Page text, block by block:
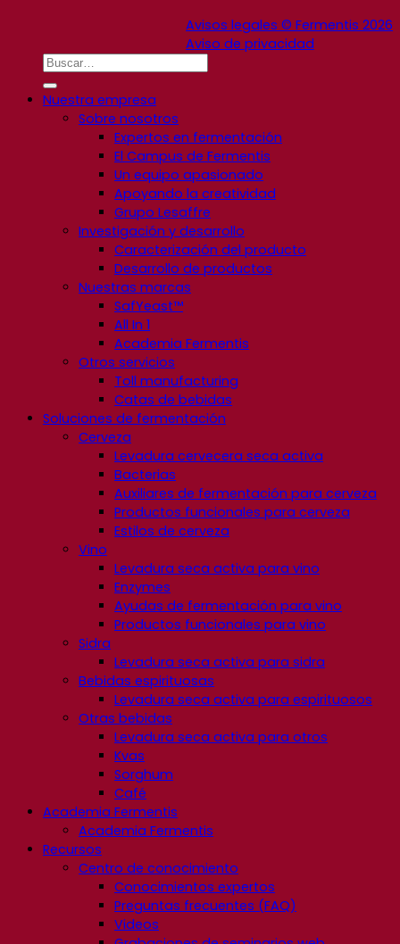
Avisos legales © Fermentis 2026
Aviso de privacidad
Nuestra empresa
Sobre nosotros
Expertos en fermentación
El Campus de Fermentis
Un equipo apasionado
Apoyando la creatividad
Grupo Lesaffre
Investigación y desarrollo
Caracterización del producto
Desarrollo de productos
Nuestras marcas
SafYeast™
All In 1
Academia Fermentis
Otros servicios
Toll manufacturing
Catas de bebidas
Soluciones de fermentación
Cerveza
Levadura cervecera seca activa
Bacterias
Auxiliares de fermentación para cerveza
Productos funcionales para cerveza
Estilos de cerveza
Vino
Levadura seca activa para vino
Enzymes
Ayudas de fermentación para vino
Productos funcionales para vino
Sidra
Levadura seca activa para sidra
Bebidas espirituosas
Levadura seca activa para espirituosos
Otras bebidas
Levadura seca activa para otros
Kvas
Sorghum
Café
Academia Fermentis
Academia Fermentis
Recursos
Centro de conocimiento
Conocimientos expertos
Preguntas frecuentes (FAQ)
Videos